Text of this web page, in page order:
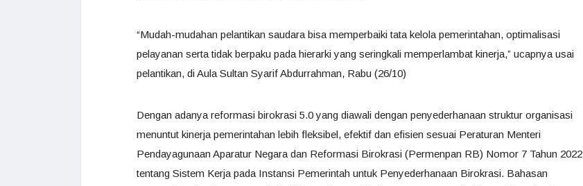
“Mudah-mudahan pelantikan saudara bisa memperbaiki tata kelola pemerintahan, optimalisasi
pelayanan serta tidak berpaku pada hierarki yang seringkali memperlambat kinerja,” ucapnya usai
pelantikan, di Aula Sultan Syarif Abdurrahman, Rabu (26/10)
Dengan adanya reformasi birokrasi 5.0 yang diawali dengan penyederhanaan struktur organisasi
menuntut kinerja pemerintahan lebih fleksibel, efektif dan efisien sesuai Peraturan Menteri
Pendayagunaan Aparatur Negara dan Reformasi Birokrasi (Permenpan RB) Nomor 7 Tahun 2022
tentang Sistem Kerja pada Instansi Pemerintah untuk Penyederhanaan Birokrasi. Bahasan